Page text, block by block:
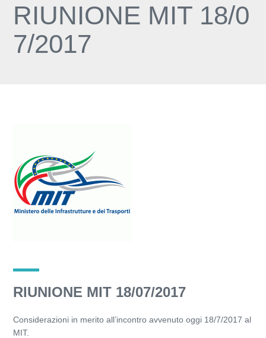
RIUNIONE MIT 18/0
7/2017
RIUNIONE MIT 18/07/2017
Considerazioni in merito all’incontro avvenuto oggi 18/7/2017 al
MIT.